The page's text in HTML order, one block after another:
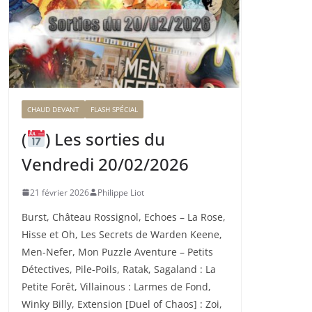
CHAUD DEVANT FLASH SPÉCIAL
(
) Les sorties du
Vendredi 20/02/2026
21 février 2026 Philippe Liot
Burst, Château Rossignol, Echoes – La Rose,
Hisse et Oh, Les Secrets de Warden Keene,
Men-Nefer, Mon Puzzle Aventure – Petits
Détectives, Pile-Poils, Ratak, Sagaland : La
Petite Forêt, Villainous : Larmes de Fond,
Winky Billy, Extension [Duel of Chaos] : Zoi,